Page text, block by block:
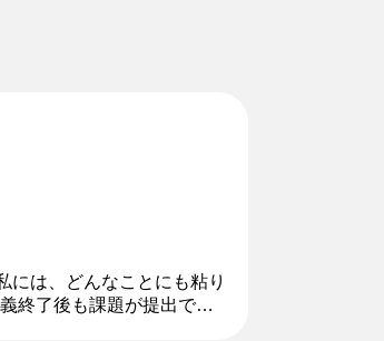
は、どんなことにも粘り
終了後も課題が提出でき